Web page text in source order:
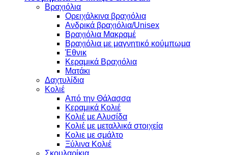
Βραχιόλια
Oρειχάλκινα βραχιόλια
Ανδρικά βραχιόλια/Unisex
Βραχιόλια Μακραμέ
Βραχιόλια με μαγνητικό κούμπωμα
Έθνικ
Κεραμικά Βραχιόλια
Ματάκι
Δαχτυλίδια
Κολιέ
Από την Θάλασσα
Κεραμικά Κολιέ
Κολιέ με Αλυσίδα
Κολιέ με μεταλλικά στοιχεία
Κολιε με σμάλτο
Ξύλινα Κολιέ
Σκουλαρίκια